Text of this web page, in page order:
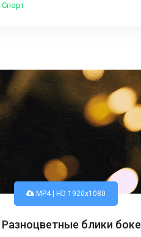
Спорт
MP4 | HD 1920x1080
Разноцветные блики боке